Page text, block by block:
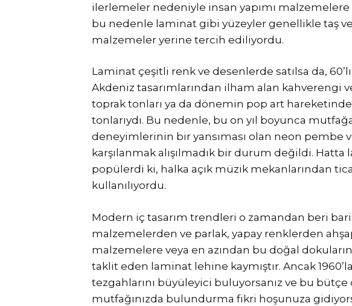
ilerlemeler nedeniyle insan yapımı malzemelere
bu nedenle laminat gibi yüzeyler genellikle taş
malzemeler yerine tercih ediliyordu.
Laminat çeşitli renk ve desenlerde satılsa da,
Akdeniz tasarımlarından ilham alan kahverengi
toprak tonları ya da dönemin pop art
tonlarıydı. Bu nedenle, bu on yıl boyunca
deneyimlerinin bir yansıması olan neon pembe
karşılanmak alışılmadık bir durum değildi.
popülerdi ki, halka açık müzik mekanlarından
kullanılıyordu.
Modern iç tasarım trendleri o zamandan beri
malzemelerden ve parlak, yapay renklerden
malzemelere veya en azından bu doğal
taklit eden laminat lehine kaymıştır. Ancak
tezgahlarını büyüleyici buluyorsanız ve bu
mutfağınızda bulundurma fikri hoşunuza